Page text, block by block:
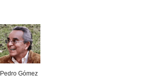
Pedro Gómez